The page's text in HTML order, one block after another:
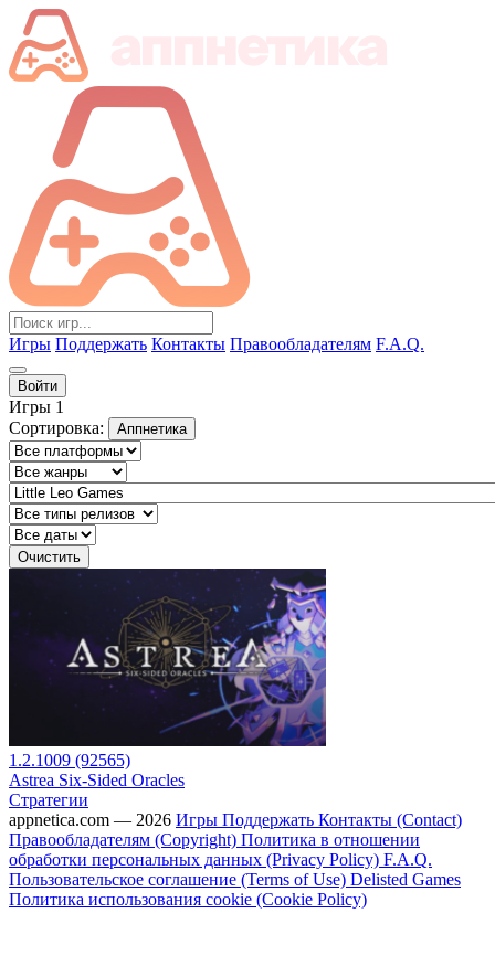
Игры Поддержать Контакты Правообладателям F.A.Q.
Войти
Игры 1
Сортировка:
Аппнетика
Очистить
1.2.1009 (92565)
Astrea Six-Sided Oracles
Стратегии
appnetica.com — 2026 Игры Поддержать Контакты (Contact)
Правообладателям (Copyright) Политика в отношении
обработки персональных данных (Privacy Policy) F.A.Q.
Пользовательское соглашение (Terms of Use) Delisted Games
Политика использования cookie (Cookie Policy)